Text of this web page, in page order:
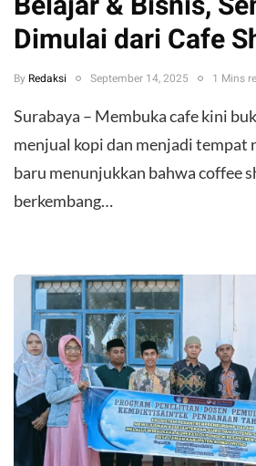
Dimulai dari Cafe
By Redaksi September 14, 2025 1 Mins
Surabaya – Membuka cafe kini
menjual kopi dan menjadi tempat
baru menunjukkan bahwa coffee
berkembang…